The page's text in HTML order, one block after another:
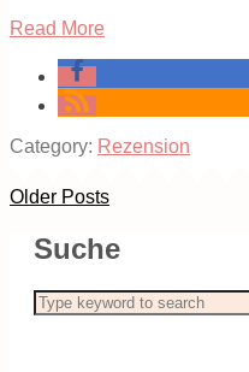
Read More
Category: Rezension
Older Posts
Suche